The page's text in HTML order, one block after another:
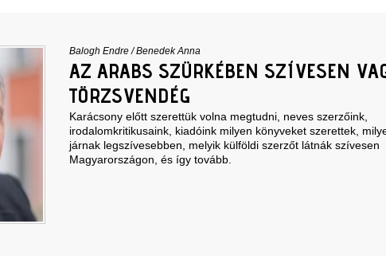
Balogh Endre/Benedek Anna
AZ ARABS SZÜRKÉBEN SZÍVESEN
TÖRZSVENDÉG
Karácsony előtt szerettük volna megtudni, neves szerzőink,
irodalomkritikusaink, kiadóink milyen könyveket szerettek,
járnak legszívesebben, melyik külföldi szerzőt látnák szívesen
Magyarországon, és így tovább.